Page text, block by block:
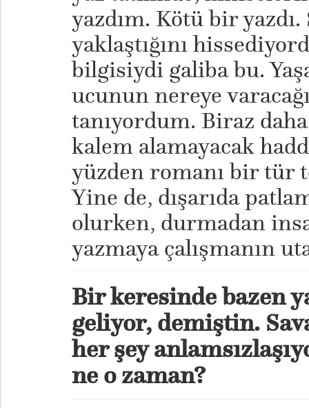
yazdım. Kötü bir yazdı.
yaklaştığını
bilgisiydi galiba bu.
ucunun nereye
tanıyordum. Biraz
kalem alamayacak
yüzden romanı bir tür
Yine de, dışarıda
olurken, durmadan
yazmaya çalışmanın
Bir keresinde bazen
geliyor, demiştin.
her şey
ne o zaman?